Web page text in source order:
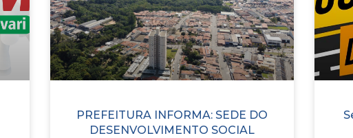
PREFEITURA INFORMA: SEDE DO
DESENVOLVIMENTO SOCIAL